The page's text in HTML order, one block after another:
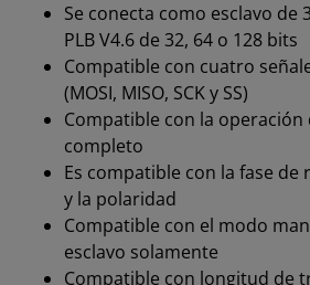
Se conecta como esclavo de
PLB V4.6 de 32, 64 o 128 bits
Compatible con cuatro
(MOSI, MISO, SCK y SS)
Compatible con la operación
completo
Es compatible con la fase
y la polaridad
Compatible con el modo
esclavo solamente
Compatible con longitud de